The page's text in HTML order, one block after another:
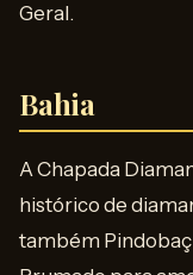
Geral.
Bahia
A Chapada
histórico de
também